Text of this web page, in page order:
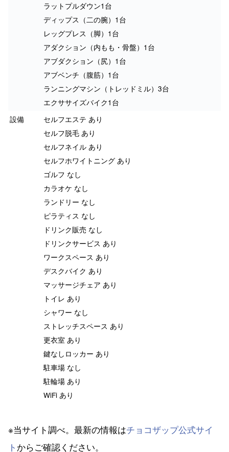
ラットプルダウン1台
ディップス（二の腕）1台
レッグプレス（脚）1台
アダクション（内もも・骨盤）1台
アブダクション（尻）1台
アブベンチ（腹筋）1台
ランニングマシン（トレッドミル）3台
エクササイズバイク1台
設備
セルフエステ あり
セルフ脱毛 あり
セルフネイル あり
セルフホワイトニング あり
ゴルフ なし
カラオケ なし
ランドリー なし
ピラティス なし
ドリンク販売 なし
ドリンクサービス あり
ワークスペース あり
デスクバイク あり
マッサージチェア あり
トイレ あり
シャワー なし
ストレッチスペース あり
更衣室 あり
鍵なしロッカー あり
駐車場 なし
駐輪場 あり
WiFi あり
※当サイト調べ。最新の情報はチョコザップ公式サイ
ト からご確認ください。